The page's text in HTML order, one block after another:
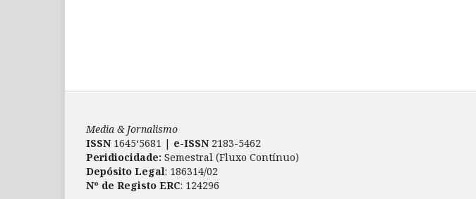
Media & Jornalismo
ISSN 1645‘5681 | e-ISSN2183-5462
Peridiocidade: Semestral (Fluxo Contínuo)
Depósito Legal: 186314/02
Nº de Registo ERC: 124296